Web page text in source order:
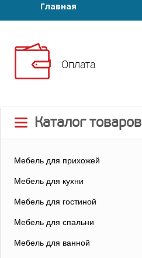
Главная
Оплата
Каталог товаров
Мебель для прихожей
Мебель для кухни
Мебель для гостиной
Мебель для спальни
Мебель для ванной